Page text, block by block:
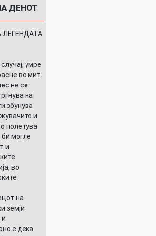
ДЕНОТ
ЛЕГЕНДАТА
умре
во мит.
не се
на
збунува
и
полетува
би могле
и
во
на
земји
и
е дека